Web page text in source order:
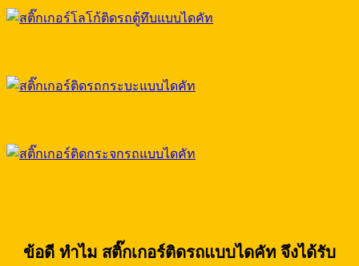
ข้อดี ทำไม สติ๊กเกอร์ติดรถแบบไดคัท จึงได้รับ